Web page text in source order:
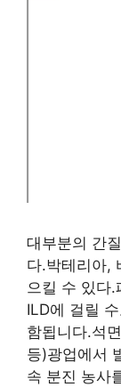
대부분의 간
다.박테리아,
으킬 수 있다
ILD에 걸릴
함됩니다.석
등)광업에서
속 분진 농사